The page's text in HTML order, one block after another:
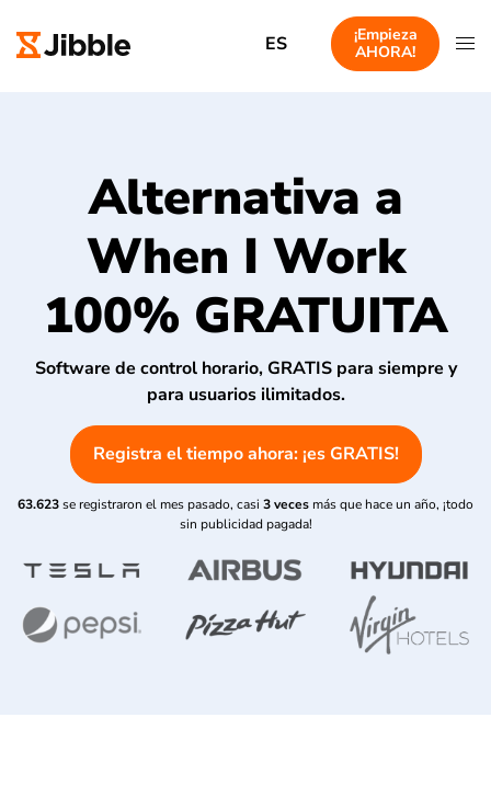
ES
¡Empieza
AHORA!
Alternativa a
When I Work
100% GRATUITA
Software de control horario, GRATIS para siempre y
para usuarios ilimitados.
Registra el tiempo ahora: ¡es GRATIS!
63.623se registraron el mes pasado, casi 3 veces más que hace un año, ¡todo
sin publicidad pagada!